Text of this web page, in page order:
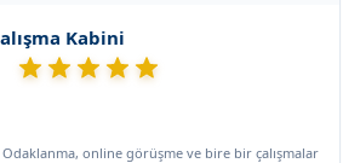
Kabini
Odaklanma, online görüşme ve bire bir çalışmalar